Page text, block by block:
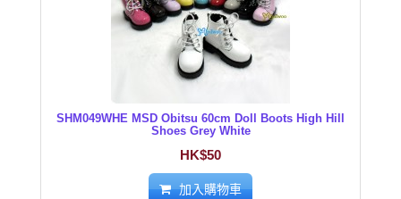
SHM049WHE MSD Obitsu 60cm Doll Boots High Hill
Shoes Grey White
HK$50
加入購物車